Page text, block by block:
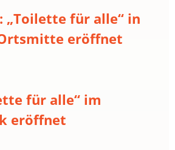
„Toilette für alle“ in
eröffnet
für alle“ im
eröffnet